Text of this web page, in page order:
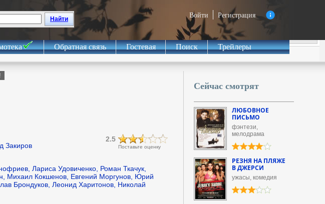
Войти Регистрация
Найти
Обратная связь Гостевая Поиск Трейлеры
Поставьте оценку
2.5
Закиров
Лариса Удовиченко, Роман Ткачук,
Михаил Кокшенов, Евгений Моргунов, Юрий
Брондуков, Леонид Харитонов, Николай
Сейчас смотрят
ЛЮБОВНОЕ
ПИСЬМО
фэнтези,
мелодрама
РЕЗНЯ НА ПЛЯЖЕ
В ДЖЕРСИ
ужасы, комедия